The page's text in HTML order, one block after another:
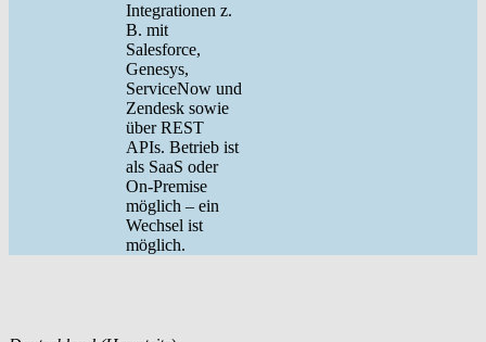
Integrationen z.
B. mit
Salesforce,
Genesys,
ServiceNow und
Zendesk sowie
über REST
APIs. Betrieb ist
als SaaS oder
On-Premise
möglich – ein
Wechsel ist
möglich.